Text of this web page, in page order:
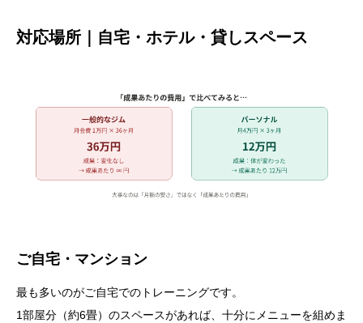
対応場所｜自宅・ホテル・貸しスペース
ご自宅・マンション
最も多いのがご自宅でのトレーニングです。
1部屋分（約6畳）のスペースがあれば、十分にメニューを組めま